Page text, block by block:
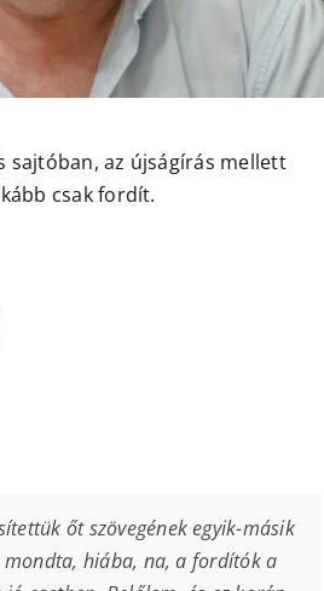
az újságírás mellett
csak fordít.
őt szövegének egyik-másik
hiába, na, a fordítók a